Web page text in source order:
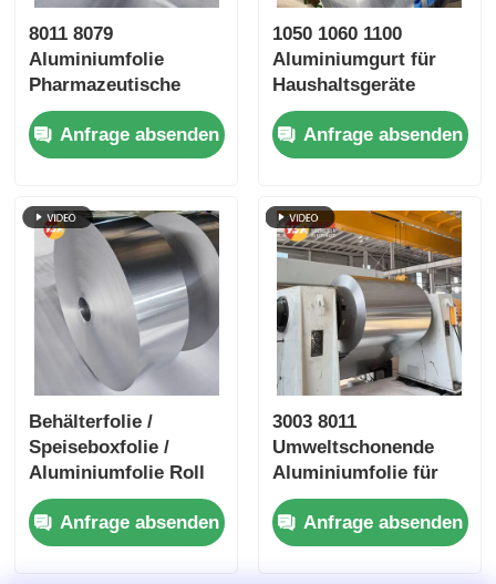
8011 8079
Aluminiumfolie
Pharmazeutische
Aluminiumfolie
Blisterfolie High Dyne
Easy Peel
Prägelt Silber-
Goldfolie Luftschutz
medizinische
Verpackung
Barrierefolie
Anfrage absenden
1050 1060 1100
Aluminiumgurt für
Haushaltsgeräte
Sportgeräte
Anfrage absenden
Behälterfolie /
Speiseboxfolie /
Aluminiumfolie Roll
anpassbar ♪
Legierungen 3003 &
8011 ♪
Anfrage absenden
3003 8011
Umweltschonende
Aluminiumfolie für
die Backerei
Anfrage absenden